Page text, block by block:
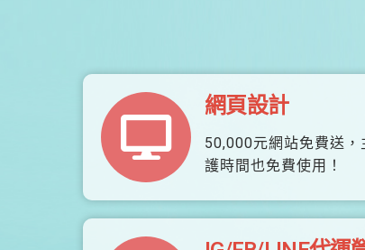
網頁設計
50,000元網站免費送，
護時間也免費使用！